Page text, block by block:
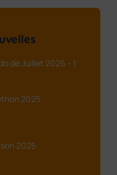
de Juillet 2026 - 1
2025
2025